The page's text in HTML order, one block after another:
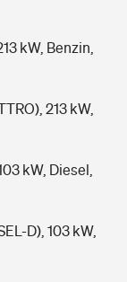
kW, Benzin,
213 kW,
kW, Diesel,
D), 103 kW,